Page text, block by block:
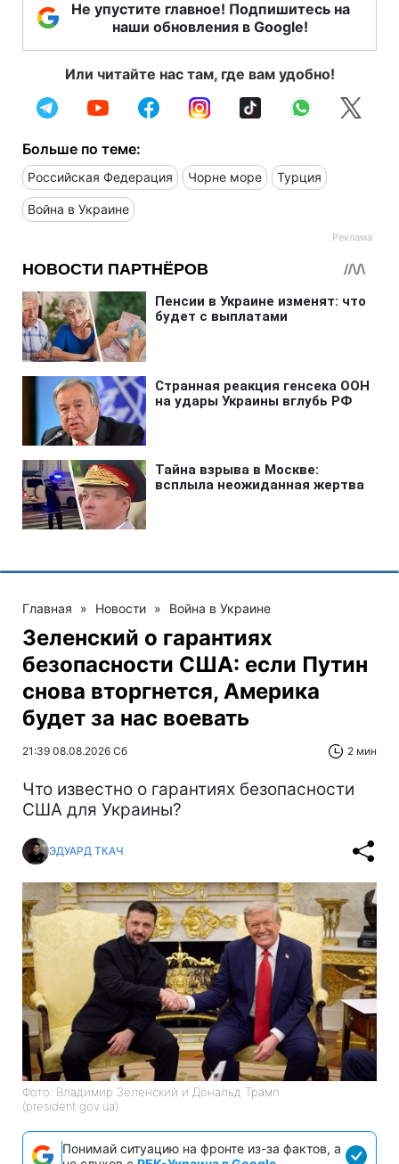
Не упустите главное! Подпишитесь на
наши обновления в Google!
Или читайте нас там, где вам удобно!
Больше по теме:
Российская Федерация Чорне море Турция
Война в Украине
Главная » Новости » Война в Украине
Зеленский о гарантиях
безопасности США: если Путин
снова вторгнется, Америка
будет за нас воевать
21:39 08.08.2026 Сб 2 мин
Что известно о гарантиях безопасности
США для Украины?
ЭДУАРД ТКАЧ
Фото: Владимир Зеленский и Дональд Трамп
(president.gov.ua)
Понимай ситуацию на фронте из-за фактов, а